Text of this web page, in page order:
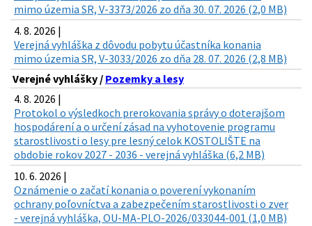
mimo územia SR, V-3373/2026 zo dňa 30. 07. 2026 (2,0 MB)
4. 8. 2026 |
Verejná vyhláška z dôvodu pobytu účastníka konania
mimo územia SR, V-3033/2026 zo dňa 28. 07. 2026 (2,8 MB)
Verejné vyhlášky / Pozemky a lesy
4. 8. 2026 |
Protokol o výsledkoch prerokovania správy o doterajšom
hospodárení a o určení zásad na vyhotovenie programu
starostlivosti o lesy pre lesný celok KOSTOLIŠTE na
obdobie rokov 2027 - 2036 - verejná vyhláška (6,2 MB)
10. 6. 2026 |
Oznámenie o začatí konania o poverení vykonaním
ochrany poľovníctva a zabezpečením starostlivosti o zver
- verejná vyhláška, OU-MA-PLO-2026/033044-001 (1,0 MB)